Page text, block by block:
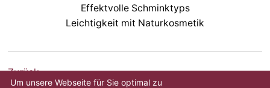
Effektvolle Schminktyps
Leichtigkeit mit Naturkosmetik
Zurück
Um unsere Webseite für Sie optimal zu